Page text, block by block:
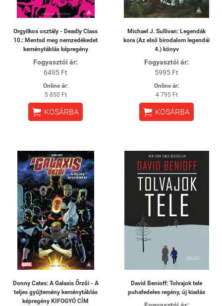
Orgyilkos osztály - Deadly Class
10.: Mentsd meg nemzedékedet
keménytáblás képregény
Fogyasztói ár:
6495 Ft
Online ár:
5 850 Ft
 KOSÁRBA
Michael J. Sullivan: Legendák
kora (Az első birodalom legendái
4.) könyv
Fogyasztói ár:
5995 Ft
Online ár:
4 795 Ft
 KOSÁRBA
Donny Cates: A Galaxis Őrzői - A
teljes gyűjtemény keménytáblás
képregény KIFOGYÓ CÍM
David Benioff: Tolvajok ​tele
puhafedeles regény, új kiadás